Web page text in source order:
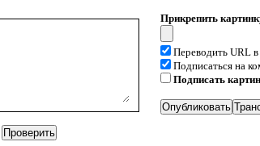
Прикрепить
Переводить URL
Подписаться на
Подписать